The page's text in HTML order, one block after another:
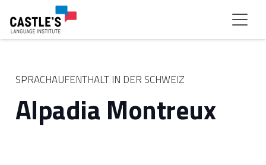
SPRACHAUFENTHALT IN DER SCHWEIZ
Alpadia Montreux